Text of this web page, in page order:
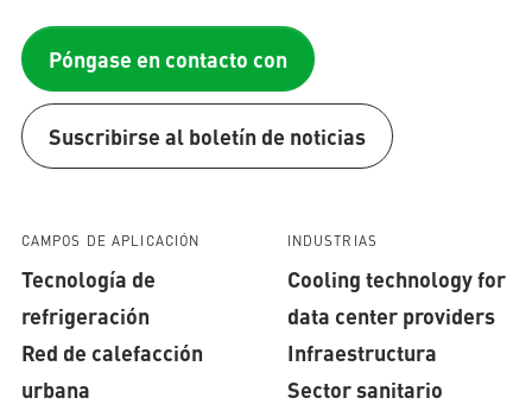
Póngase en contacto con
Suscribirse al boletín de noticias
CAMPOS DE APLICACIÓN
Tecnología de
refrigeración
Red de calefacción
urbana
INDUSTRIAS
Cooling technology for
data center providers
Infraestructura
Sector sanitario